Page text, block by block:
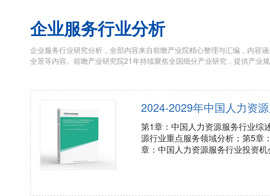
企业服务行业分析
企业服务行业研究分析，全部内容来自前瞻产业院精心整理与汇编，内容
全景等内容。前瞻产业研究院21年持续聚焦全国细分产业研究，提供产业
2024-2029年中国人力资
第1章：中国人力资源服务行业综
源行业重点服务领域分析；第5章
章：中国人力资源服务行业投资